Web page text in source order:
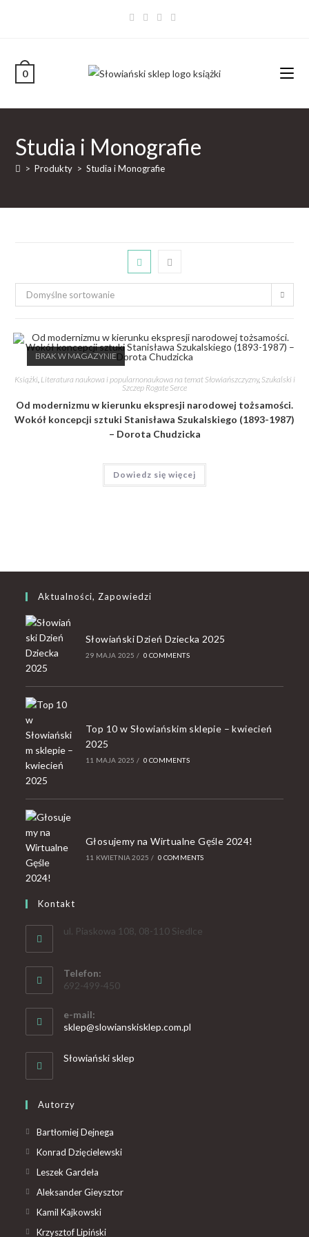
0
Studia i Monografie
> Produkty > Studia i Monografie
Domyślne sortowanie
BRAK W MAGAZYNIE
Książki, Literatura naukowa i popularnonaukowa na temat Słowiańszczyzny, Szukalski i
Szczep Rogate Serce
Od modernizmu w kierunku ekspresji narodowej tożsamości.
Wokół koncepcji sztuki Stanisława Szukalskiego (1893-1987)
– Dorota Chudzicka
Dowiedz się więcej
Aktualności, Zapowiedzi
Słowiański Dzień Dziecka 2025
29 MAJA 2025 / 0 COMMENTS
Top 10 w Słowiańskim sklepie – kwiecień
2025
11 MAJA 2025 / 0 COMMENTS
Głosujemy na Wirtualne Gęśle 2024!
11 KWIETNIA 2025 / 0 COMMENTS
Kontakt
ul. Piaskowa 108, 08-110 Siedlce
Telefon:
692-499-450
e-mail:
sklep@slowianskisklep.com.pl
Słowiański sklep
Autorzy
Bartłomiej Dejnega
Konrad Dzięcielewski
Leszek Gardeła
Aleksander Gieysztor
Kamil Kajkowski
Krzysztof Lipiński